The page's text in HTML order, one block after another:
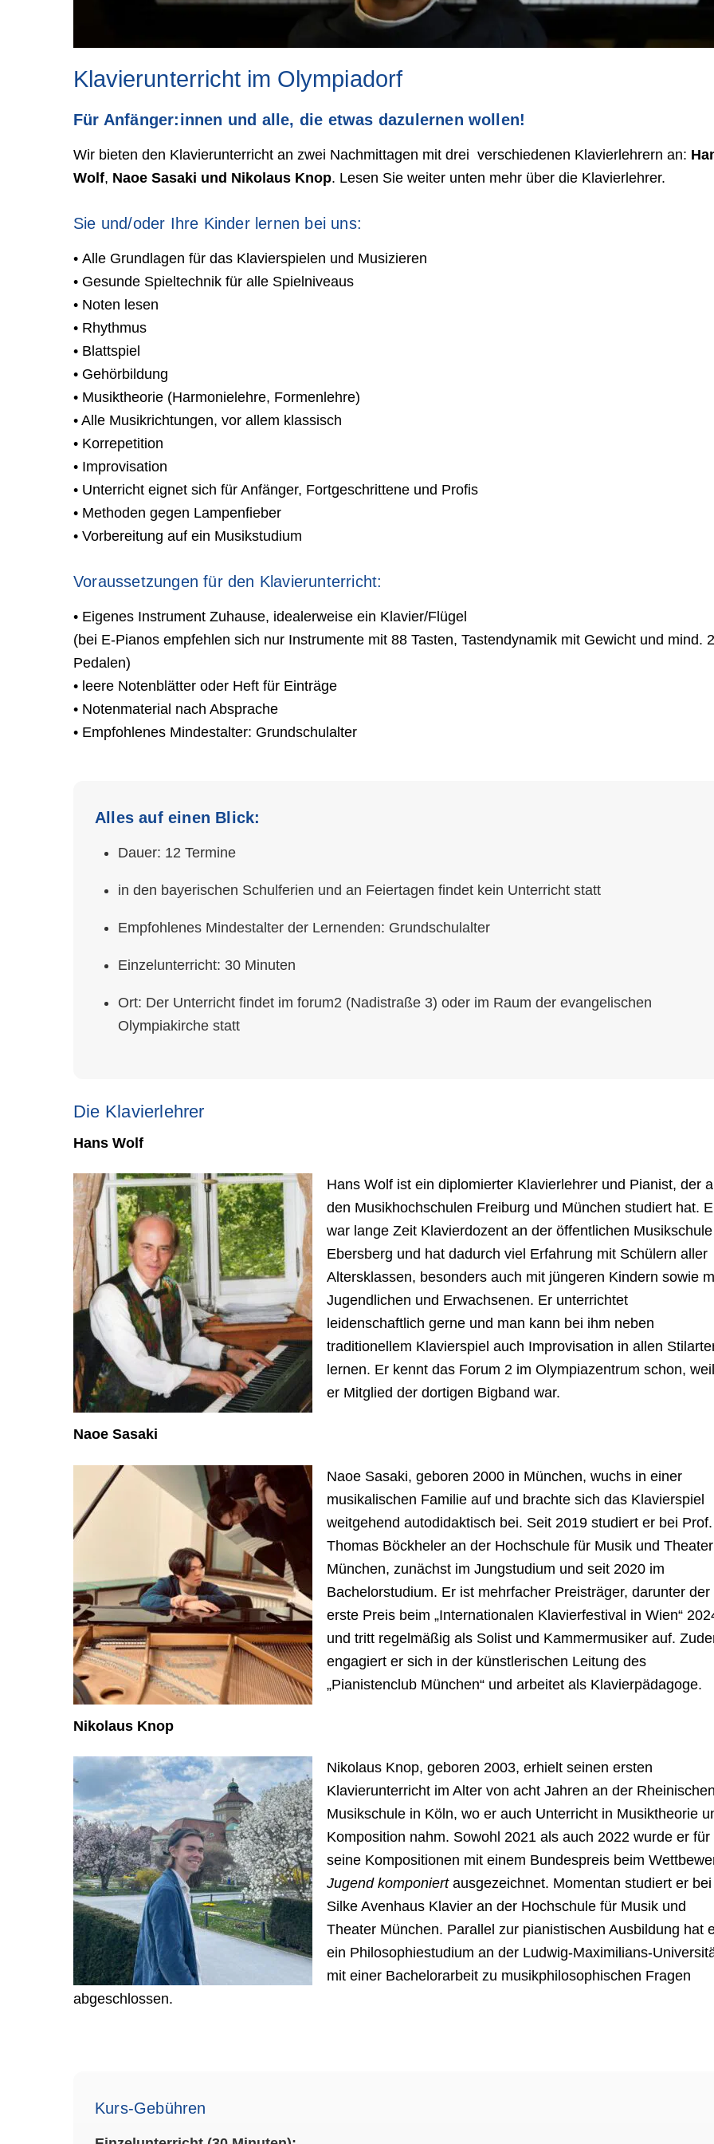
Klavierunterricht im Olympiadorf
Für Anfänger:innen und alle, die etwas dazulernen wollen!
Wir bieten den Klavierunterricht an zwei Nachmittagen mit drei verschiedenen Klavierlehrern an:
Wolf, Naoe Sasaki und Nikolaus Knop. Lesen Sie weiter unten mehr über die Klavierlehrer.
Sie und/oder Ihre Kinder lernen bei uns:
• Alle Grundlagen für das Klavierspielen und Musizieren
• Gesunde Spieltechnik für alle Spielniveaus
• Noten lesen
• Rhythmus
• Blattspiel
• Gehörbildung
• Musiktheorie (Harmonielehre, Formenlehre)
• Alle Musikrichtungen, vor allem klassisch
• Korrepetition
• Improvisation
• Unterricht eignet sich für Anfänger, Fortgeschrittene und Profis
• Methoden gegen Lampenfieber
• Vorbereitung auf ein Musikstudium
Voraussetzungen für den Klavierunterricht:
• Eigenes Instrument Zuhause, idealerweise ein Klavier/Flügel
(bei E-Pianos empfehlen sich nur Instrumente mit 88 Tasten, Tastendynamik mit Gewicht und mind. 2
Pedalen)
• leere Notenblätter oder Heft für Einträge
• Notenmaterial nach Absprache
• Empfohlenes Mindestalter: Grundschulalter
Alles auf einen Blick:
Dauer: 12 Termine
in den bayerischen Schulferien und an Feiertagen findet kein Unterricht statt
Empfohlenes Mindestalter der Lernenden: Grundschulalter
Einzelunterricht: 30 Minuten
Ort: Der Unterricht findet im forum2 (Nadistraße 3) oder im Raum der evangelischen
Olympiakirche statt
Die Klavierlehrer
Hans Wolf
Hans Wolf ist ein diplomierter Klavierlehrer und Pianist, der
den Musikhochschulen Freiburg und München studiert hat.
war lange Zeit Klavierdozent an der öffentlichen Musikschule
Ebersberg und hat dadurch viel Erfahrung mit Schülern aller
Altersklassen, besonders auch mit jüngeren Kindern sowie
Jugendlichen und Erwachsenen. Er unterrichtet
leidenschaftlich gerne und man kann bei ihm neben
traditionellem Klavierspiel auch Improvisation in allen
lernen. Er kennt das Forum 2 im Olympiazentrum schon, weil
er Mitglied der dortigen Bigband war.
Naoe Sasaki
Naoe Sasaki, geboren 2000 in München, wuchs in einer
musikalischen Familie auf und brachte sich das Klavierspiel
weitgehend autodidaktisch bei. Seit 2019 studiert er bei Prof.
Thomas Böckheler an der Hochschule für Musik und Theater
München, zunächst im Jungstudium und seit 2020 im
Bachelorstudium. Er ist mehrfacher Preisträger, darunter der
erste Preis beim „Internationalen Klavierfestival in Wien“
und tritt regelmäßig als Solist und Kammermusiker auf.
engagiert er sich in der künstlerischen Leitung des
„Pianistenclub München“ und arbeitet als Klavierpädagoge.
Nikolaus Knop
Nikolaus Knop, geboren 2003, erhielt seinen ersten
Klavierunterricht im Alter von acht Jahren an der Rheinischen
Musikschule in Köln, wo er auch Unterricht in Musiktheorie
Komposition nahm. Sowohl 2021 als auch 2022 wurde er für
seine Kompositionen mit einem Bundespreis beim
Jugend komponiertausgezeichnet. Momentan studiert er bei
Silke Avenhaus Klavier an der Hochschule für Musik und
Theater München. Parallel zur pianistischen Ausbildung hat
ein Philosophiestudium an der Ludwig-Maximilians-
mit einer Bachelorarbeit zu musikphilosophischen Fragen
abgeschlossen.
Kurs-Gebühren